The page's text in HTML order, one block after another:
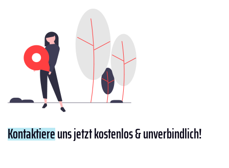
Kontaktiereuns jetzt kostenlos & unverbindlich!